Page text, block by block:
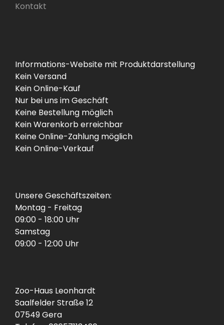
Kontakt
Informations-Website mit Produktdarstellung
Kein Versand
Kein Online-Kauf
Nur bei uns im Geschäft
Keine Bestellung möglich
Kein Warenkorb erreichbar
Keine Online-Zahlung möglich
Kein Online-Verkauf
Unsere Geschäftszeiten:
Montag - Freitag
09:00 - 18:00 Uhr
Samstag
09:00 - 12:00 Uhr
Zoo-Haus Leonhardt
Saalfelder Straße 12
07549 Gera